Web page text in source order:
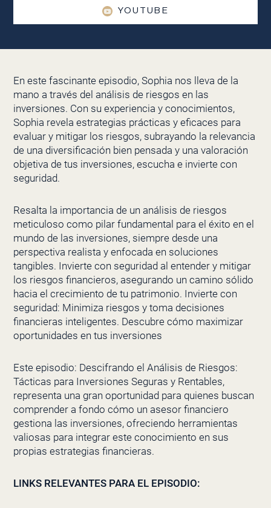
YOUTUBE
En este fascinante episodio, Sophia nos lleva de la
mano a través del análisis de riesgos en las
inversiones. Con su experiencia y conocimientos,
Sophia revela estrategias prácticas y eficaces para
evaluar y mitigar los riesgos, subrayando la relevancia
de una diversificación bien pensada y una valoración
objetiva de tus inversiones, escucha e invierte con
seguridad.
Resalta la importancia de un análisis de riesgos
meticuloso como pilar fundamental para el éxito en el
mundo de las inversiones, siempre desde una
perspectiva realista y enfocada en soluciones
tangibles. Invierte con seguridad al entender y mitigar
los riesgos financieros, asegurando un camino sólido
hacia el crecimiento de tu patrimonio. Invierte con
seguridad: Minimiza riesgos y toma decisiones
financieras inteligentes. Descubre cómo maximizar
oportunidades en tus inversiones
Este episodio: Descifrando el Análisis de Riesgos:
Tácticas para Inversiones Seguras y Rentables,
representa una gran oportunidad para quienes buscan
comprender a fondo cómo un asesor financiero
gestiona las inversiones, ofreciendo herramientas
valiosas para integrar este conocimiento en sus
propias estrategias financieras.
LINKS RELEVANTES PARA EL EPISODIO: